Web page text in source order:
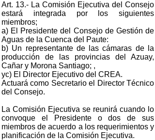
Art. 13.- La Comisión Ejecutiva del Consejo
estará integrada por los siguientes
miembros;
a) El Presidente del Consejo de Gestión de
Aguas de la Cuenca del Paute:
b) Un representante de las cámaras de la
producción de las provincias del Azuay,
Cañar y Morona Santiago; ,
yc) El Director Ejecutivo del CREA.
Actuará como Secretario el Director Técnico
del Consejo.
La Comisión Ejecutiva se reunirá cuando lo
convoque el Presidente o dos de sus
miembros de acuerdo a los requerimientos y
planificación de la Comisión Ejecutiva.